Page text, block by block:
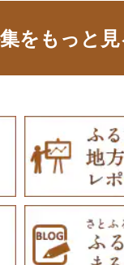
をもっと